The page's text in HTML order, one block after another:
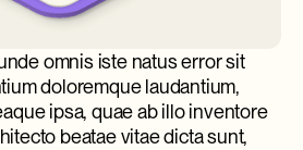
omnis iste natus error sit
doloremque laudantium,
ipsa, quae ab illo inventore
beatae vitae dicta sunt,